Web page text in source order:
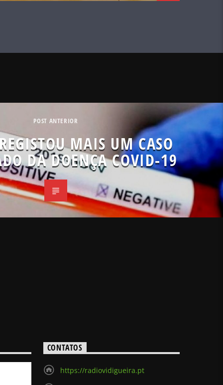
POST ANTERIOR
MAIS UM CASO
DA DOENÇA COVID-19
CONTATOS
https://radiovidigueira.pt